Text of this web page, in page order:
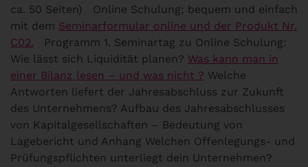
ca. 50 Seiten) Online Schulung; bequem und einfach
mit dem Seminarformular online und der Produkt Nr.
C02. Programm 1. Seminartag zu Online Schulung:
Wie lässt sich Liquidität planen? Was kann man in
einer Bilanz lesen – und was nicht ? Welche
Antworten liefert der Jahresabschluss zur Zukunft
des Unternehmens? Aufbau des Jahresabschlusses
von Kapitalgesellschaften – Bedeutung von
Lagebericht und Anhang Welchen Offenlegungs- und
Prüfungspflichten unterliegt dein Unternehmen?